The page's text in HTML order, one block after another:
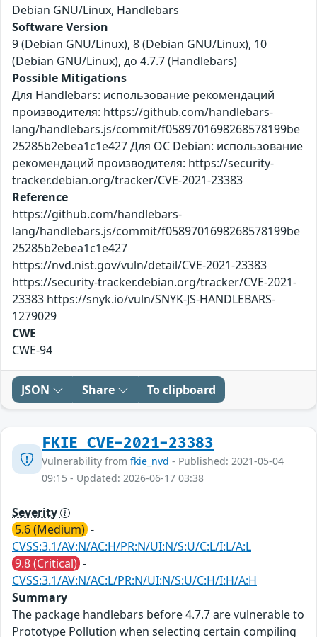
Debian GNU/Linux, Handlebars
Software Version
9 (Debian GNU/Linux), 8 (Debian GNU/Linux), 10
(Debian GNU/Linux), до 4.7.7 (Handlebars)
Possible Mitigations
Для Handlebars: использование рекомендаций
производителя: https://github.com/handlebars-
lang/handlebars.js/commit/f0589701698268578199be
25285b2ebea1c1e427 Для ОС Debian: использование
рекомендаций производителя: https://security-
tracker.debian.org/tracker/CVE-2021-23383
Reference
https://github.com/handlebars-
lang/handlebars.js/commit/f0589701698268578199be
25285b2ebea1c1e427
https://nvd.nist.gov/vuln/detail/CVE-2021-23383
https://security-tracker.debian.org/tracker/CVE-2021-
23383 https://snyk.io/vuln/SNYK-JS-HANDLEBARS-
1279029
CWE
CWE-94
JSON Share To clipboard
FKIE_CVE-2021-23383
Vulnerability from fkie_nvd - Published: 2021-05-04
09:15 - Updated: 2026-06-17 03:38
Severity
5.6 (Medium) -
CVSS:3.1/AV:N/AC:H/PR:N/UI:N/S:U/C:L/I:L/A:L
9.8 (Critical) -
CVSS:3.1/AV:N/AC:L/PR:N/UI:N/S:U/C:H/I:H/A:H
Summary
The package handlebars before 4.7.7 are vulnerable to
Prototype Pollution when selecting certain compiling